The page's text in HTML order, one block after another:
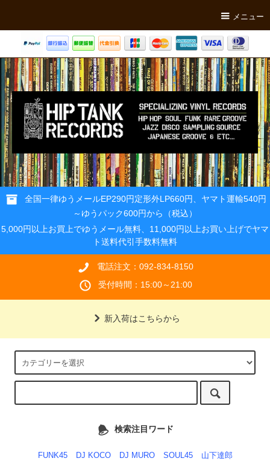
メニュー
全国一律ゆうメールEP290円定形外LP660円、ヤマト運輸540円
～ゆうパック600円から（税込）
5,000円以上お買上でゆうメール無料、11,000円以上お買い上げでヤマ
ト送料代引手数料無料
電話注文：092-834-8150
受付時間：15:00～21:00
新入荷はこちらから
検索注目ワード
FUNK45 DJ KOCO DJ MURO SOUL45
山下達郎